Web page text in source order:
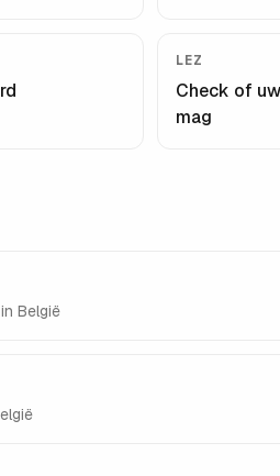
LEZ
Check of uw
mag
in België